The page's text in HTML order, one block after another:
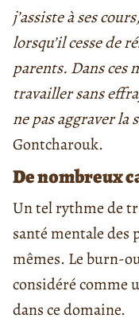
j’assiste à ses
lorsqu’il cesse de
parents. Dans ces
travailler sans
ne pas aggraver la
Gontcharouk.
De nombreux
Un tel rythme de
santé mentale des
mêmes. Le burn-
considéré comme
dans ce domaine.